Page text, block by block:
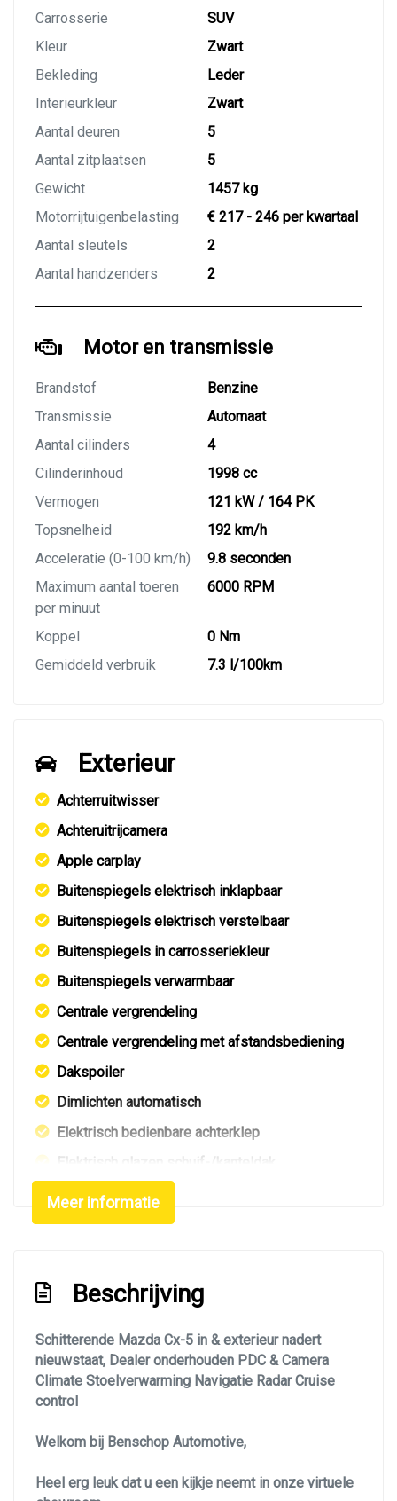
Carrosserie
SUV
Kleur
Zwart
Bekleding
Leder
Interieurkleur
Zwart
Aantal deuren
5
Aantal zitplaatsen
5
Gewicht
1457 kg
Motorrijtuigenbelasting
€ 217 - 246 per kwartaal
Aantal sleutels
2
Aantal handzenders
2
Motor en transmissie
Brandstof
Benzine
Transmissie
Automaat
Aantal cilinders
4
Cilinderinhoud
1998 cc
Vermogen
121 kW / 164 PK
Topsnelheid
192 km/h
Acceleratie (0-100 km/h)
9.8 seconden
Maximum aantal toeren
per minuut
6000 RPM
Koppel
0 Nm
Gemiddeld verbruik
7.3 l/100km
Exterieur
Achterruitwisser
Achteruitrijcamera
Apple carplay
Buitenspiegels elektrisch inklapbaar
Buitenspiegels elektrisch verstelbaar
Buitenspiegels in carrosseriekleur
Buitenspiegels verwarmbaar
Centrale vergrendeling
Centrale vergrendeling met afstandsbediening
Dakspoiler
Dimlichten automatisch
Elektrisch bedienbare achterklep
Elektrisch glazen schuif-/kanteldak
Extra getint glas achter
Getint glas
Keyless entry
Koplampen adaptief
Koplampreiniging
Led achterlichten
Led dagrijverlichting
Led koplampen
Lichtmetalen velgen 19"
Meer informatie
Beschrijving
Schitterende Mazda Cx-5 in & exterieur nadert
nieuwstaat, Dealer onderhouden PDC & Camera
Climate Stoelverwarming Navigatie Radar Cruise
control
Welkom bij Benschop Automotive,
Heel erg leuk dat u een kijkje neemt in onze virtuele